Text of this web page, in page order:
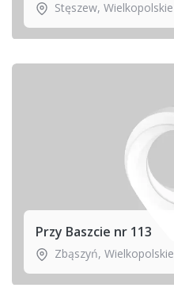
Stęszew, Wielkopolskie
Przy Baszcie nr 113
Zbąszyń, Wielkopolskie